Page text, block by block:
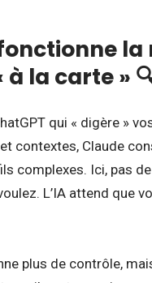
la
la carte »
qui « digère »
contextes, Claude
complexes. Ici, pas
L’IA attend que
plus de contrôle,